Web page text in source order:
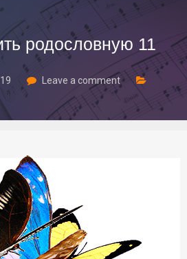
родословную 11
Leave a comment
11